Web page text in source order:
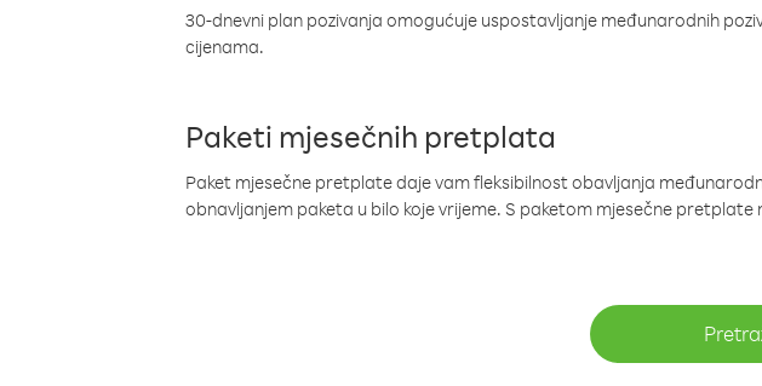
30-dnevni plan pozivanja omogućuje uspostavljanje međunarodnih
cijenama.
Paketi mjesečnih pretplata
Paket mjesečne pretplate daje vam fleksibilnost obavljanja
obnavljanjem paketa u bilo koje vrijeme. S paketom mjesečne